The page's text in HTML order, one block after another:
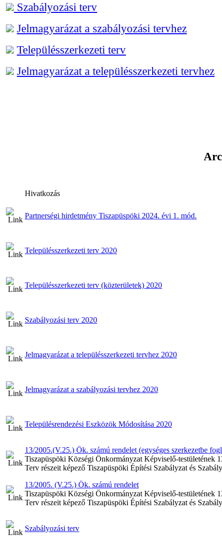
Szabályozási terv
Jelmagyarázat a szabályozási tervhez
Településszerkezeti terv
Jelmagyarázat a településszerkezeti tervhez
Hivatkozás
Partnerségi hirdetmény Tiszapüspöki 2024. évi 1. mód.
Településszerkezeti terv 2020
Településszerkezeti terv (közterületek) 2020
Szabályozási terv 2020
Jelmagyarázat a településszerkezeti tervhez 2020
Jelmagyarázat a szabályozási tervhez 2020
Településrendezési Eszközök Módosítása 2020
13/2005.(V.25.) Ök. számú rendelet (egységes szerkezetbe
Tiszapüspöki Községi Önkormányzat Képviselő-testületének
Terv részeit képező Tiszapüspöki Építési Szabályzat és
13/2005. (V.25.) Ök. számú rendelet
Tiszapüspöki Községi Önkormányzat Képviselő-testületének
Terv részeit képező Tiszapüspöki Építési Szabályzat és
Szabályozási terv